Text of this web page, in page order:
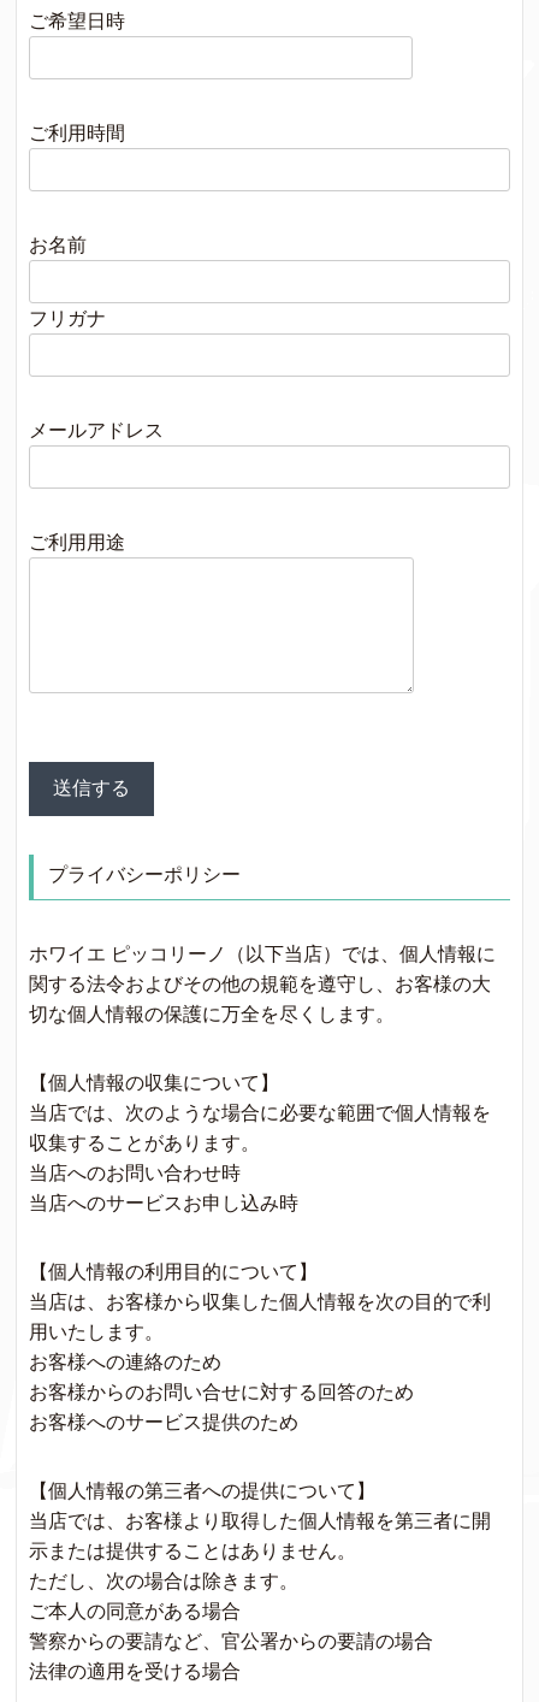
ご希望日時
ご利用時間
お名前
フリガナ
メールアドレス
ご利用用途
プライバシーポリシー
ホワイエ ピッコリーノ（以下当店）では、個人情報に
関する法令およびその他の規範を遵守し、お客様の大
切な個人情報の保護に万全を尽くします。
【個人情報の収集について】
当店では、次のような場合に必要な範囲で個人情報を
収集することがあります。
当店へのお問い合わせ時
当店へのサービスお申し込み時
【個人情報の利用目的について】
当店は、お客様から収集した個人情報を次の目的で利
用いたします。
お客様への連絡のため
お客様からのお問い合せに対する回答のため
お客様へのサービス提供のため
【個人情報の第三者への提供について】
当店では、お客様より取得した個人情報を第三者に開
示または提供することはありません。
ただし、次の場合は除きます。
ご本人の同意がある場合
警察からの要請など、官公署からの要請の場合
法律の適用を受ける場合